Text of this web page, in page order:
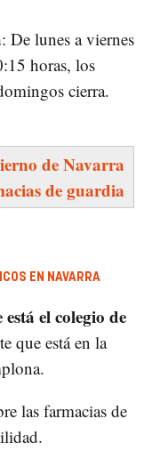
: De lunes a viernes
horas, los
cierra.
de Navarra
de guardia
EN NAVARRA
el colegio de
que está en la
las farmacias de